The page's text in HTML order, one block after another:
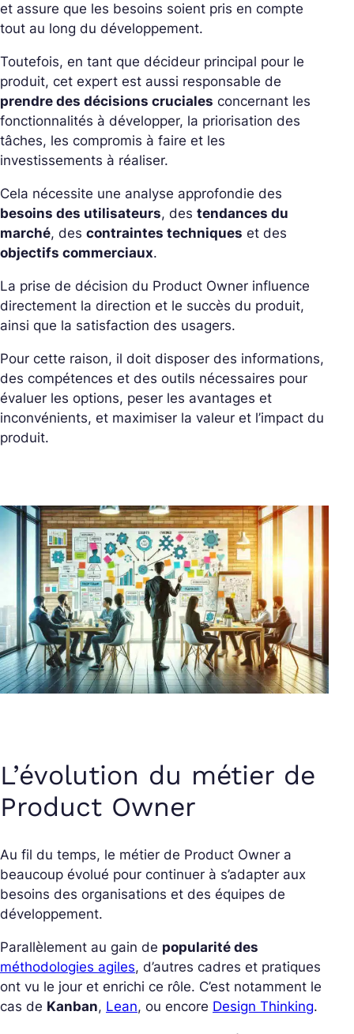
et assure que les besoins soient pris en compte
tout au long du développement.
Toutefois, en tant que décideur principal pour le
produit, cet expert est aussi responsable de
prendre des décisions cruciales concernant les
fonctionnalités à développer, la priorisation des
tâches, les compromis à faire et les
investissements à réaliser.
Cela nécessite une analyse approfondie des
besoins des utilisateurs, des tendances du
marché, des contraintes techniques et des
objectifs commerciaux.
La prise de décision du Product Owner influence
directement la direction et le succès du produit,
ainsi que la satisfaction des usagers.
Pour cette raison, il doit disposer des informations,
des compétences et des outils nécessaires pour
évaluer les options, peser les avantages et
inconvénients, et maximiser la valeur et l’impact du
produit.
L’évolution du métier de
Product Owner
Au fil du temps, le métier de Product Owner a
beaucoup évolué pour continuer à s’adapter aux
besoins des organisations et des équipes de
développement.
Parallèlement au gain de popularité des
méthodologies agiles, d’autres cadres et pratiques
ont vu le jour et enrichi ce rôle. C’est notamment le
cas de Kanban, Lean, ou encore Design Thinking.